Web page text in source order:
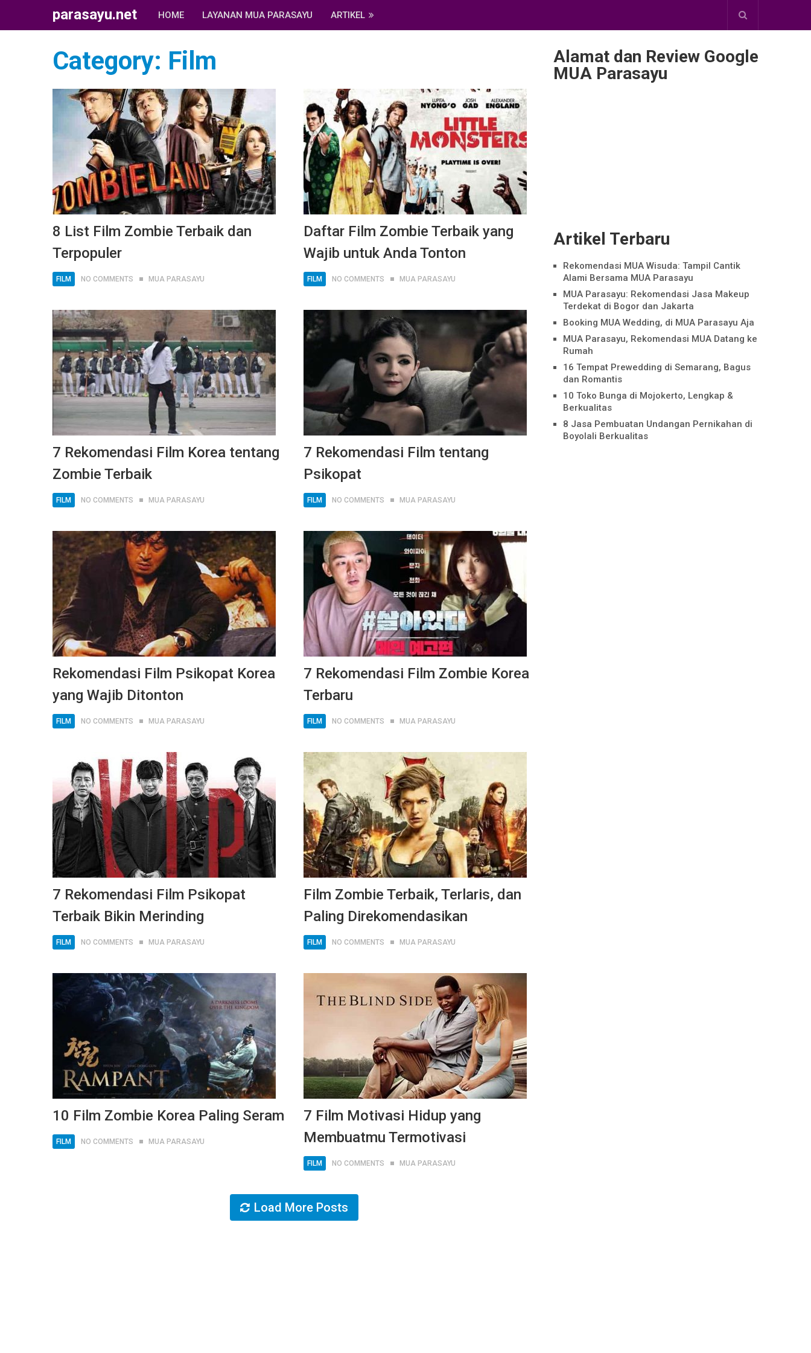
parasayu.net HOME LAYANAN MUA PARASAYU ARTIKEL
Category: Film
8 List Film Zombie Terbaik dan
Terpopuler
FILM NO COMMENTS MUA PARASAYU
Daftar Film Zombie Terbaik yang
Wajib untuk Anda Tonton
FILM NO COMMENTS MUA PARASAYU
7 Rekomendasi Film Korea tentang
Zombie Terbaik
FILM NO COMMENTS MUA PARASAYU
7 Rekomendasi Film tentang
Psikopat
FILM NO COMMENTS MUA PARASAYU
Rekomendasi Film Psikopat Korea
yang Wajib Ditonton
FILM NO COMMENTS MUA PARASAYU
7 Rekomendasi Film Zombie Korea
Terbaru
FILM NO COMMENTS MUA PARASAYU
7 Rekomendasi Film Psikopat
Terbaik Bikin Merinding
FILM NO COMMENTS MUA PARASAYU
Film Zombie Terbaik, Terlaris, dan
Paling Direkomendasikan
FILM NO COMMENTS MUA PARASAYU
10 Film Zombie Korea Paling Seram
FILM NO COMMENTS MUA PARASAYU
7 Film Motivasi Hidup yang
Membuatmu Termotivasi
FILM NO COMMENTS MUA PARASAYU
Load More Posts
Alamat dan Review Google
MUA Parasayu
Artikel Terbaru
Rekomendasi MUA Wisuda: Tampil Cantik
Alami Bersama MUA Parasayu
MUA Parasayu: Rekomendasi Jasa Makeup
Terdekat di Bogor dan Jakarta
Booking MUA Wedding, di MUA Parasayu Aja
MUA Parasayu, Rekomendasi MUA Datang ke
Rumah
16 Tempat Prewedding di Semarang, Bagus
dan Romantis
10 Toko Bunga di Mojokerto, Lengkap &
Berkualitas
8 Jasa Pembuatan Undangan Pernikahan di
Boyolali Berkualitas